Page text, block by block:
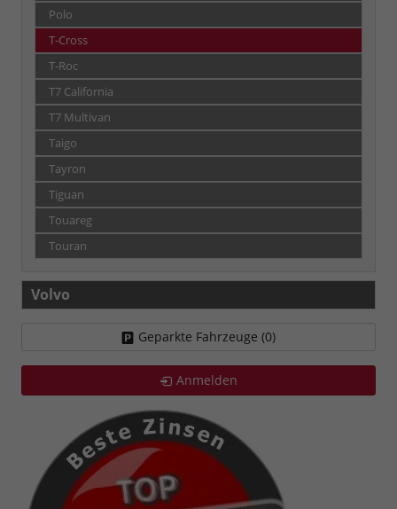
Polo
T-Cross
T-Roc
T7 California
T7 Multivan
Taigo
Tayron
Tiguan
Touareg
Touran
Volvo
Geparkte Fahrzeuge (0)
Anmelden